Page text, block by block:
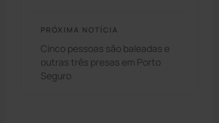
PRÓXIMA NOTÍCIA
Cinco pessoas são baleadas e
outras três presas em Porto
Seguro